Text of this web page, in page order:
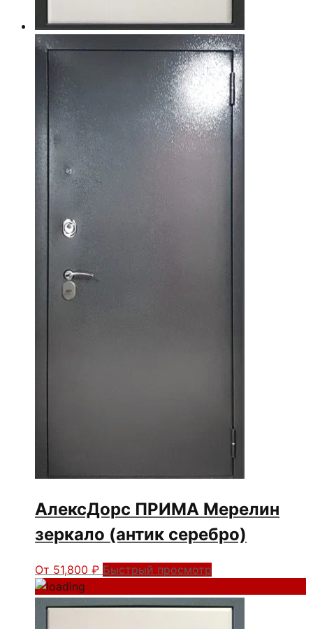
АлексДорс ПРИМА Мерелин
зеркало (антик серебро)
От 51,800 ₽ Быстрый просмотр